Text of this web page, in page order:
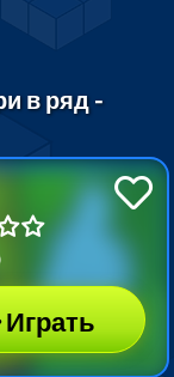
в ряд -
Играть